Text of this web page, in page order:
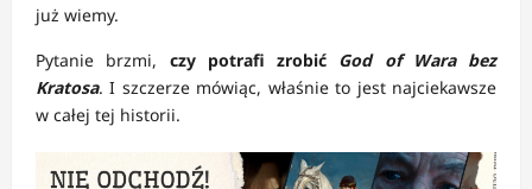
już wiemy.
Pytanie brzmi, czy potrafi zrobić God of Wara bez
Kratosa. I szczerze mówiąc, właśnie to jest najciekawsze
w całej tej historii.